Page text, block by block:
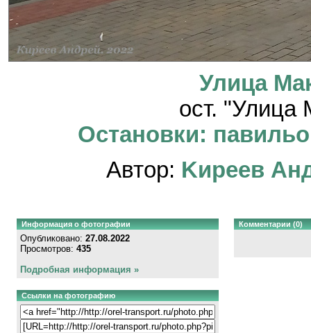
Улица
ост. "Улица
Остановки:
Автор: Kиpeeв
Информация о фотографии
Опубликовано: 27.08.2022
Просмотров: 435
Подробная информация »
Ссылки на фотографию
Комментарии (0)